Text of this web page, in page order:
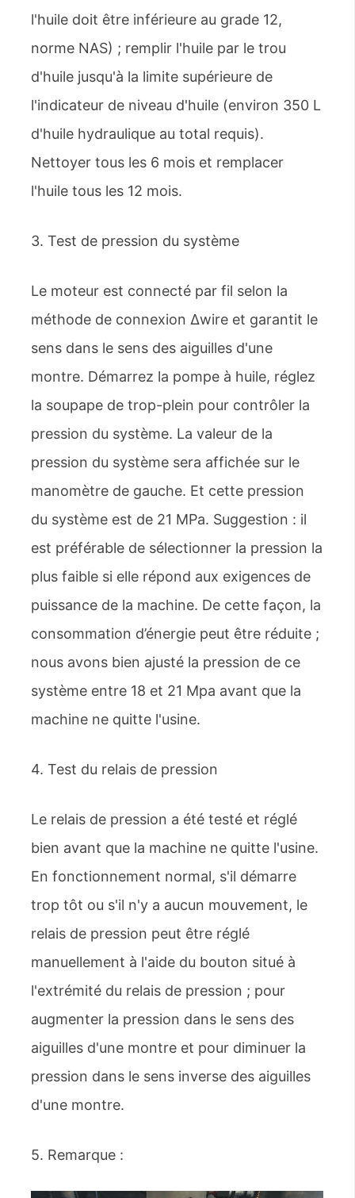
l'huile doit être inférieure au grade 12,
norme NAS) ; remplir l'huile par le trou
d'huile jusqu'à la limite supérieure de
l'indicateur de niveau d'huile (environ 350 L
d'huile hydraulique au total requis).
Nettoyer tous les 6 mois et remplacer
l'huile tous les 12 mois.
3. Test de pression du système
Le moteur est connecté par fil selon la
méthode de connexion Δwire et garantit le
sens dans le sens des aiguilles d'une
montre. Démarrez la pompe à huile, réglez
la soupape de trop-plein pour contrôler la
pression du système. La valeur de la
pression du système sera affichée sur le
manomètre de gauche. Et cette pression
du système est de 21 MPa. Suggestion : il
est préférable de sélectionner la pression la
plus faible si elle répond aux exigences de
puissance de la machine. De cette façon, la
consommation d’énergie peut être réduite ;
nous avons bien ajusté la pression de ce
système entre 18 et 21 Mpa avant que la
machine ne quitte l'usine.
4. Test du relais de pression
Le relais de pression a été testé et réglé
bien avant que la machine ne quitte l'usine.
En fonctionnement normal, s'il démarre
trop tôt ou s'il n'y a aucun mouvement, le
relais de pression peut être réglé
manuellement à l'aide du bouton situé à
l'extrémité du relais de pression ; pour
augmenter la pression dans le sens des
aiguilles d'une montre et pour diminuer la
pression dans le sens inverse des aiguilles
d'une montre.
5. Remarque :